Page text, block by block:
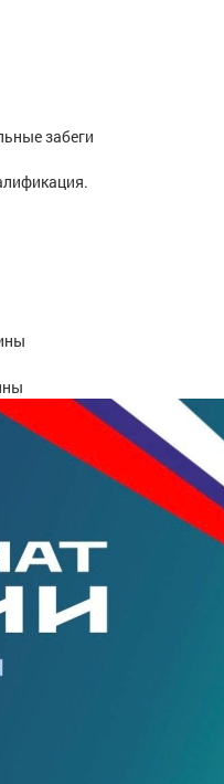
забеги